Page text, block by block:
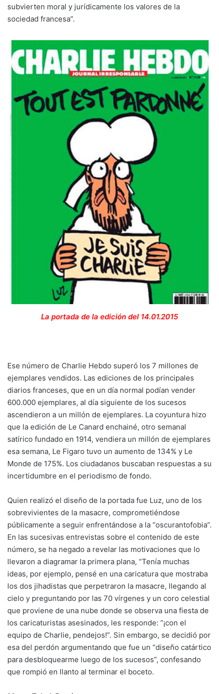
subvierten moral y jurídicamente los valores de la
sociedad francesa”.
La portada de la edición del 14.01.2015
Ese número de Charlie Hebdo superó los 7 millones de
ejemplares vendidos. Las ediciones de los principales
diarios franceses, que en un día normal podían vender
600.000 ejemplares, al día siguiente de los sucesos
ascendieron a un millón de ejemplares. La coyuntura hizo
que la edición de Le Canard enchainé, otro semanal
satírico fundado en 1914, vendiera un millón de ejemplares
esa semana, Le Figaro tuvo un aumento de 134% y Le
Monde de 175%. Los ciudadanos buscaban respuestas a su
incertidumbre en el periodismo de fondo.
Quien realizó el diseño de la portada fue Luz, uno de los
sobrevivientes de la masacre, comprometiéndose
públicamente a seguir enfrentándose a la “oscurantofobia”.
En las sucesivas entrevistas sobre el contenido de este
número, se ha negado a revelar las motivaciones que lo
llevaron a diagramar la primera plana, “Tenía muchas
ideas, por ejemplo, pensé en una caricatura que mostraba
los dos jihadistas que perpetraron la masacre, llegando al
cielo y preguntando por las 70 vírgenes y un coro celestial
que proviene de una nube donde se observa una fiesta de
los caricaturistas asesinados, les responde: “¡con el
equipo de Charlie, pendejos!”. Sin embargo, se decidió por
esa del perdón argumentando que fue un “diseño catártico
para desbloquearme luego de los sucesos”, confesando
que rompió en llanto al terminar el boceto.